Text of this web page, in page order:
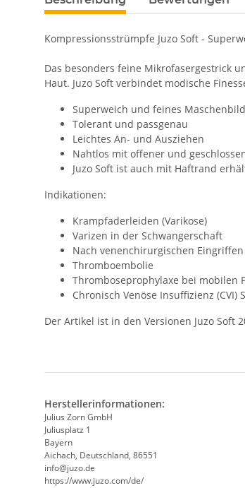
Kompressionsstrümpfe Juzo Soft -
Das besonders feine Mikrofasergestrick
Haut. Juzo Soft verbindet modische
Superweich und feines Maschenbild
Tolerant und passgenau
Leichtes An- und Ausziehen
Nahtlos mit offener und
Juzo Soft ist auch mit Haftrand
Indikationen:
Krampfaderleiden (Varikose)
Varizen in der Schwangerschaft
Nach venenchirurgischen Eingriffen
Thromboembolie
Thromboseprophylaxe bei mobilen
Chronisch Venöse Insuffizienz (CVI)
Der Artikel ist in den Versionen Juzo Soft
Herstellerinformationen:
Julius Zorn GmbH
Juliusplatz 1
Bayern
Aichach, Deutschland, 86551
info@juzo.de
https://www.juzo.com/de/